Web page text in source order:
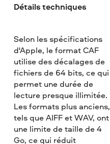
Détails techniques
Selon les spécifications
d'Apple, le format CAF
utilise des décalages de
fichiers de 64 bits, ce qui
permet une durée de
lecture presque illimitée.
Les formats plus anciens,
tels que AIFF et WAV, ont
une limite de taille de 4
Go, ce qui réduit